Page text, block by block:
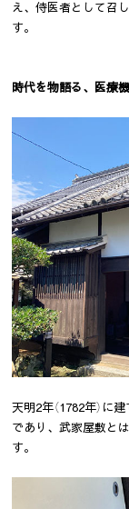
え、侍医者として召
す。
時代を物語る、医療
天明2年（1782年）に
であり、武家屋敷と
す。